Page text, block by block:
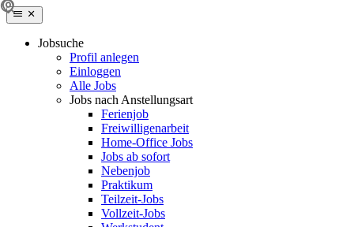
Jobsuche
Profil anlegen
Einloggen
Alle Jobs
Jobs nach Anstellungsart
Ferienjob
Freiwilligenarbeit
Home-Office Jobs
Jobs ab sofort
Nebenjob
Praktikum
Teilzeit-Jobs
Vollzeit-Jobs